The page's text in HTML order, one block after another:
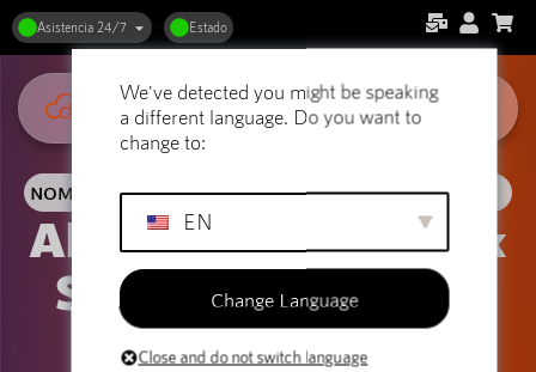
Asistencia 24/7 Estado
NOMBRE DE DOMINIO GRATIS
Alojamiento web Plesk
Su sitio web. Control
total. Sin
We've detected you might be speaking
a different language. Do you want to
change to:
EN
Change Language
Close and do not switch language